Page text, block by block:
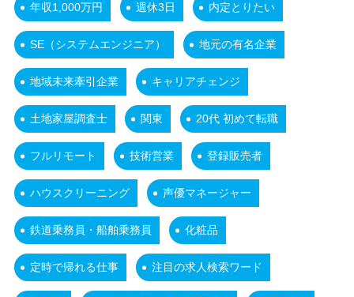
年収1,000万円 週休3日 内定とりたい
SE（システムエンジニア） 地元の有名企業
地域未来牽引企業 キャリアチェンジ
土地家屋調査士 関東 20代 初めて転職
フルリモート 技術営業 登録販売者
ハウスクリーニング 声優マネージャー
鉄道乗務員・船舶乗務員 化粧品
定時で帰れる仕事 注目の求人検索ワード